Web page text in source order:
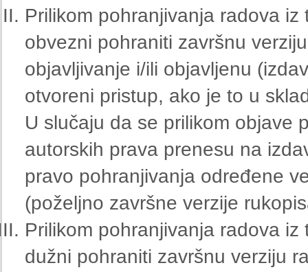
Prilikom pohranjivanja radova
obvezni pohraniti završnu
objavljivanje i/ili objavljenu
otvoreni pristup, ako je to u
U slučaju da se prilikom objave
autorskih prava prenesu na
pravo pohranjivanja određene
(poželjno završne verzije
Prilikom pohranjivanja radova
dužni pohraniti završnu verziju